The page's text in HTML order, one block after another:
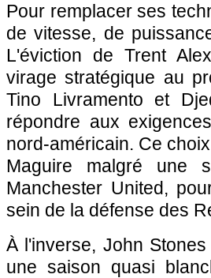
Pour remplacer ses
de vitesse, de
L'éviction de Trent
virage stratégique au
Tino Livramento et
répondre aux
nord-américain. Ce
Maguire malgré une
Manchester United,
sein de la défense des
À l'inverse, John
une saison quasi